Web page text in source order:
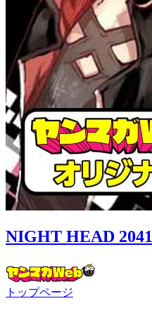
NIGHT HEAD 2041
トップページ